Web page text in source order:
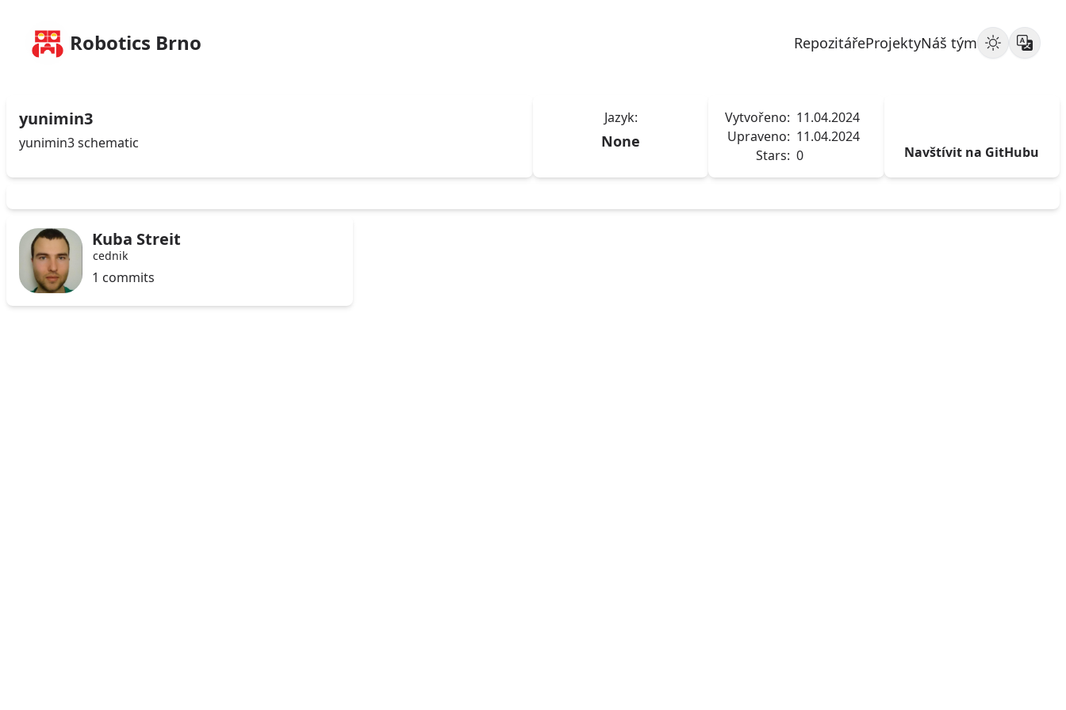
Robotics Brno RepozitářeProjektyNáš tým
yunimin3
yunimin3 schematic
Jazyk:
None
Vytvořeno: 11.04.2024
Upraveno: 11.04.2024
Stars: 0 Navštívit na GitHubu
Kuba Streit
cednik
1 commits